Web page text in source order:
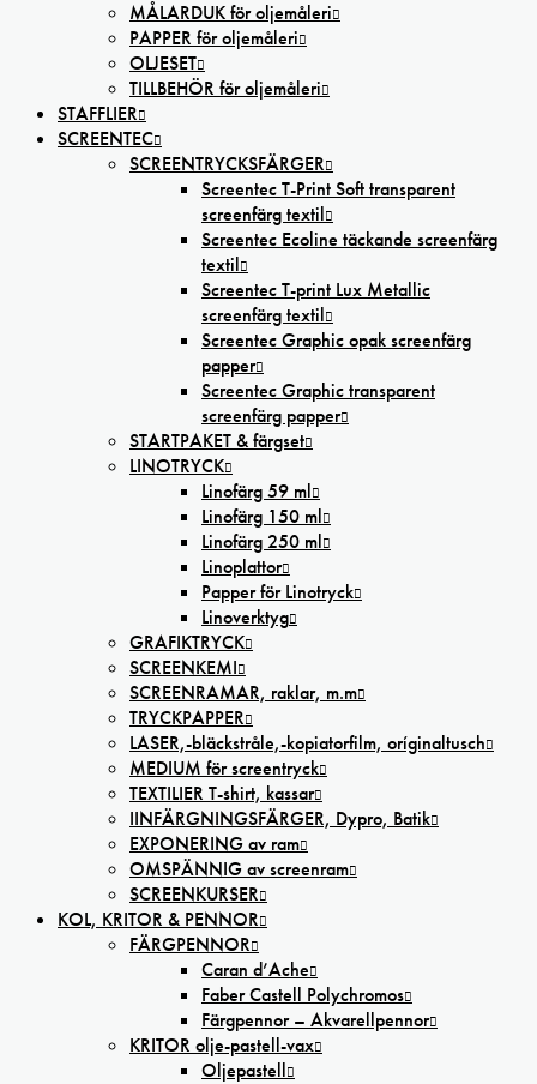
MÅLARDUK för oljemåleri
PAPPER för oljemåleri
OLJESET
TILLBEHÖR för oljemåleri
STAFFLIER
SCREENTEC
SCREENTRYCKSFÄRGER
Screentec T-Print Soft transparent
screenfärg textil
Screentec Ecoline täckande screenfärg
textil
Screentec T-print Lux Metallic
screenfärg textil
Screentec Graphic opak screenfärg
papper
Screentec Graphic transparent
screenfärg papper
STARTPAKET & färgset
LINOTRYCK
Linofärg 59 ml
Linofärg 150 ml
Linofärg 250 ml
Linoplattor
Papper för Linotryck
Linoverktyg
GRAFIKTRYCK
SCREENKEMI
SCREENRAMAR, raklar, m.m
TRYCKPAPPER
LASER,-bläckstråle,-kopiatorfilm, oríginaltusch
MEDIUM för screentryck
TEXTILIER T-shirt, kassar
IINFÄRGNINGSFÄRGER, Dypro, Batik
EXPONERING av ram
OMSPÄNNIG av screenram
SCREENKURSER
KOL, KRITOR & PENNOR
FÄRGPENNOR
Caran d’Ache
Faber Castell Polychromos
Färgpennor – Akvarellpennor
KRITOR olje-pastell-vax
Oljepastell